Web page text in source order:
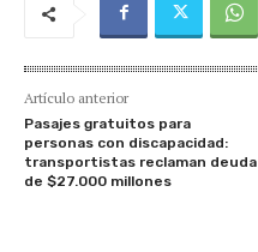
Artículo anterior
Pasajes gratuitos para
personas con discapacidad:
transportistas reclaman deuda
de $27.000 millones